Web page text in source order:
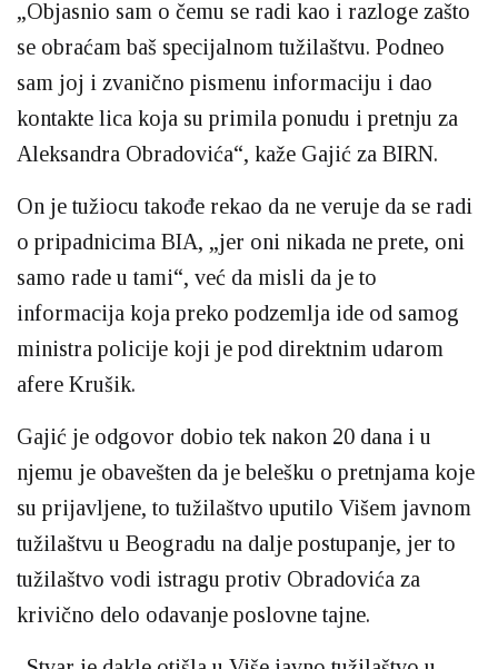
„Objasnio sam o čemu se radi kao i razloge zašto
se obraćam baš specijalnom tužilaštvu. Podneo
sam joj i zvanično pismenu informaciju i dao
kontakte lica koja su primila ponudu i pretnju za
Aleksandra Obradovića“, kaže Gajić za BIRN.
On je tužiocu takođe rekao da ne veruje da se radi
o pripadnicima BIA, „jer oni nikada ne prete, oni
samo rade u tami“, već da misli da je to
informacija koja preko podzemlja ide od samog
ministra policije koji je pod direktnim udarom
afere Krušik.
Gajić je odgovor dobio tek nakon 20 dana i u
njemu je obavešten da je belešku o pretnjama koje
su prijavljene, to tužilaštvo uputilo Višem javnom
tužilaštvu u Beogradu na dalje postupanje, jer to
tužilaštvo vodi istragu protiv Obradovića za
krivično delo odavanje poslovne tajne.